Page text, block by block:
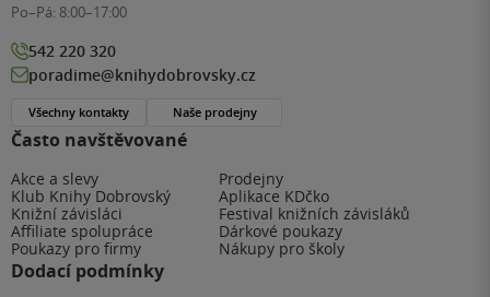
Často navštěvované
Akce a slevy
Prodejny
Klub Knihy Dobrovský
Aplikace KDčko
Knižní závisláci
Festival knižních závisláků
Affiliate spolupráce
Dárkové poukazy
Poukazy pro firmy
Nákupy pro školy
Dodací podmínky
Po–Pá: 8:00–17:00
542 220 320
poradime@knihydobrovsky.cz
Všechny kontakty Naše prodejny